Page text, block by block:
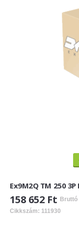
Ex9M2Q TM 250 3P
158 652 Ft Bruttó
Cikkszám: 111930